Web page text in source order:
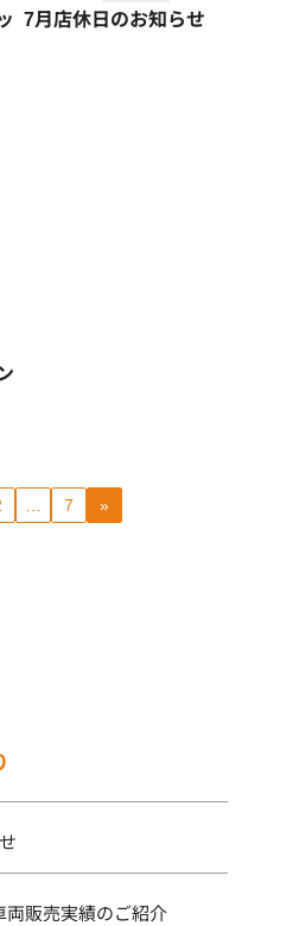
7月店休日のお知らせ
7 »
販売実績のご紹介